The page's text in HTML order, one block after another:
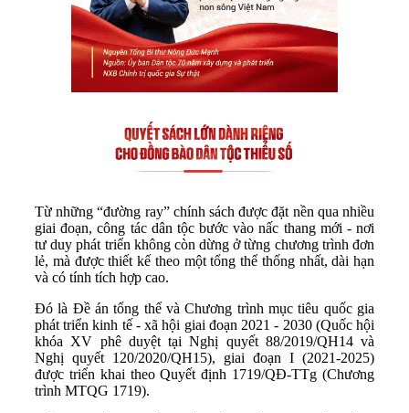
Từ những “đường ray” chính sách được đặt nền qua nhiều
giai đoạn, công tác dân tộc bước vào nấc thang mới - nơi
tư duy phát triển không còn dừng ở từng chương trình đơn
lẻ, mà được thiết kế theo một tổng thể thống nhất, dài hạn
và có tính tích hợp cao.
Đó là Đề án tổng thể và Chương trình mục tiêu quốc gia
phát triển kinh tế - xã hội giai đoạn 2021 - 2030 (Quốc hội
khóa XV phê duyệt tại Nghị quyết 88/2019/QH14 và
Nghị quyết 120/2020/QH15), giai đoạn I (2021-2025)
được triển khai theo Quyết định 1719/QĐ-TTg (Chương
trình MTQG 1719).